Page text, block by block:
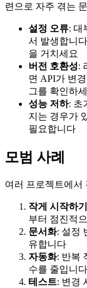
련으로 자주 겪는
설정 오류: 대
서 발생합니
을 거치세요
버전 호환성:
면 API가 변
그를 확인하
성능 저하: 초
지는 경우가
필요합니다
모범 사례
여러 프로젝트에서
작게 시작하기
부터 점진적
문서화: 설정
유합니다
자동화: 반복
수를 줄입니다
테스트: 변경